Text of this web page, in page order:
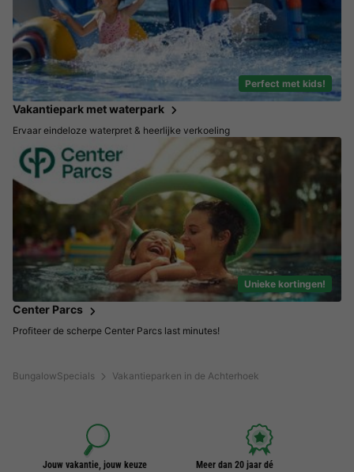
BungalowSpecials Vakantieparken in de Achterhoek
Perfect met kids!
Vakantiepark met waterpark
Ervaar eindeloze waterpret & heerlijke verkoeling
Unieke kortingen!
Center Parcs
Profiteer de scherpe Center Parcs last minutes!
Jouw vakantie, jouw keuze
Meer dan 20 jaar dé